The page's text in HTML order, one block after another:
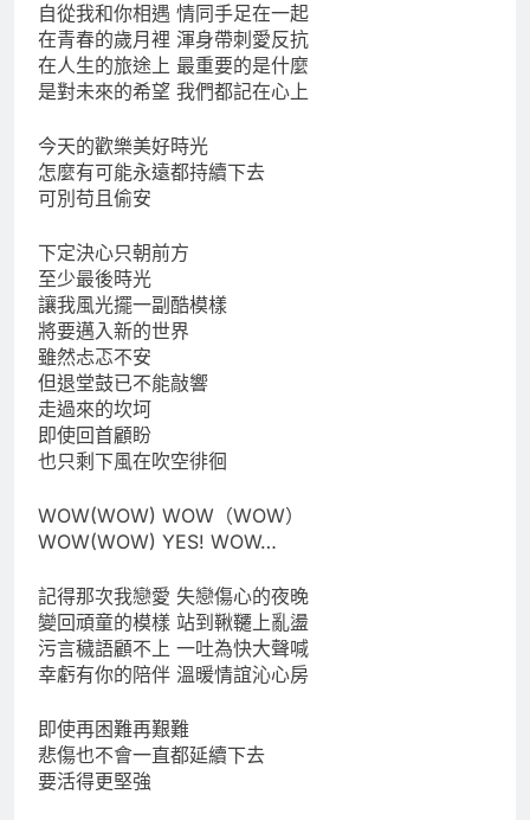
自從我和你相遇 情同手足在一起
在青春的歲月裡 渾身帶刺愛反抗
在人生的旅途上 最重要的是什麼
是對未來的希望 我們都記在心上
今天的歡樂美好時光
怎麼有可能永遠都持續下去
可別苟且偷安
下定決心只朝前方
至少最後時光
讓我風光擺一副酷模樣
將要邁入新的世界
雖然忐忑不安
但退堂鼓已不能敲響
走過來的坎坷
即使回首顧盼
也只剩下風在吹空徘徊
WOW(WOW) WOW（WOW）
WOW(WOW) YES! WOW…
記得那次我戀愛 失戀傷心的夜晚
變回頑童的模樣 站到鞦韆上亂盪
污言穢語顧不上 一吐為快大聲喊
幸虧有你的陪伴 溫暖情誼沁心房
即使再困難再艱難
悲傷也不會一直都延續下去
要活得更堅強